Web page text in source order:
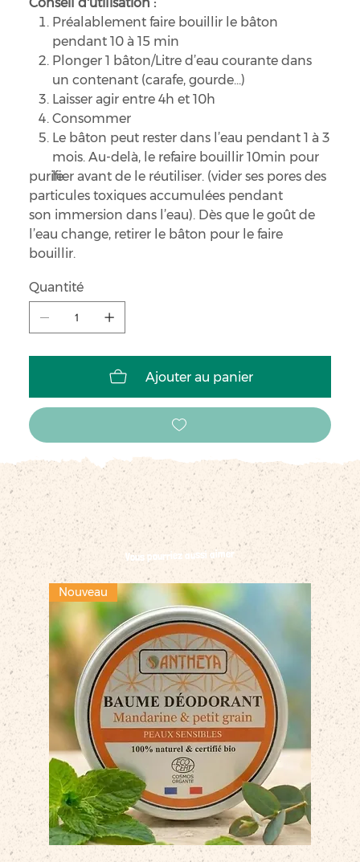
Conseil d'utilisation :
Préalablement faire bouillir le bâton
pendant 10 à 15 min
Plonger 1 bâton/Litre d’eau courante dans
un contenant (carafe, gourde...)
Laisser agir entre 4h et 10h
Consommer
Le bâton peut rester dans l’eau pendant 1 à 3
mois. Au-delà, le refaire bouillir 10min pour
le
purifier avant de le réutiliser. (vider ses pores des
particules toxiques accumulées pendant
son immersion dans l’eau). Dès que le goût de
l’eau change, retirer le bâton pour le faire
bouillir.
Quantité
Ajouter au panier
Vous pourriez aussi aimer
Nouveau